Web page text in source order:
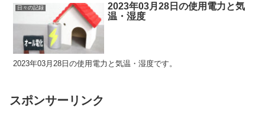
日々の記録
2023年03月28日の使用電力と気
温・湿度
2023年03月28日の使用電力と気温・湿度です。
スポンサーリンク